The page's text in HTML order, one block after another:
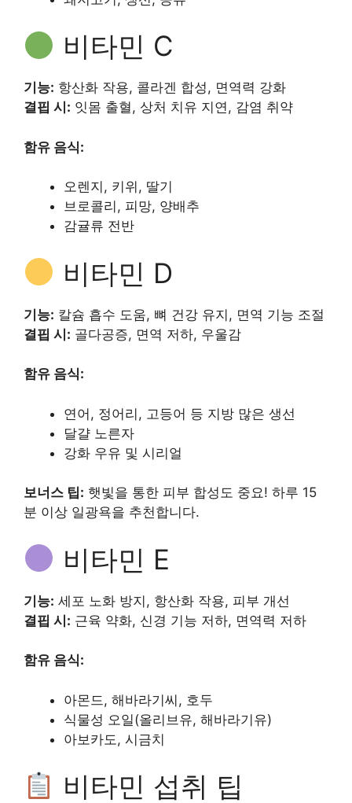
비타민 C
기능: 항산화 작용, 콜라겐 합성, 면역력 강화
결핍 시: 잇몸 출혈, 상처 치유 지연, 감염 취약
함유 음식:
오렌지, 키위, 딸기
브로콜리, 피망, 양배추
감귤류 전반
비타민 D
기능: 칼슘 흡수 도움, 뼈 건강 유지, 면역 기능 조절
결핍 시: 골다공증, 면역 저하, 우울감
함유 음식:
연어, 정어리, 고등어 등 지방 많은 생선
달걀 노른자
강화 우유 및 시리얼
보너스 팁: 햇빛을 통한 피부 합성도 중요! 하루 15
분 이상 일광욕을 추천합니다.
비타민 E
기능: 세포 노화 방지, 항산화 작용, 피부 개선
결핍 시: 근육 약화, 신경 기능 저하, 면역력 저하
함유 음식:
아몬드, 해바라기씨, 호두
식물성 오일(올리브유, 해바라기유)
아보카도, 시금치
비타민 섭취 팁